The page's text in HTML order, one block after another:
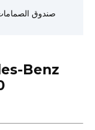
صندوق